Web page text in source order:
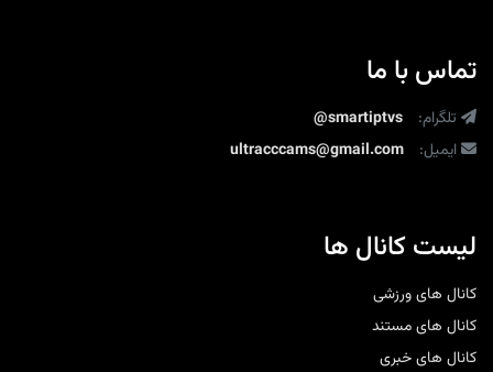
تماس با ما
تلگرام:
@smartiptvs
ایمیل:
ultracccams@gmail.com
لیست کانال ها
کانال های ورزشی
کانال های مستند
کانال های خبری